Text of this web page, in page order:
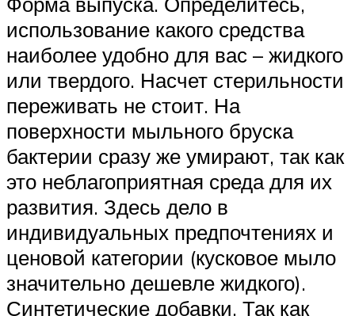
использование какого средства
наиболее удобно для вас – жидкого
или твердого. Насчет стерильности
переживать не стоит. На
поверхности мыльного бруска
бактерии сразу же умирают, так как
это неблагоприятная среда для их
развития. Здесь дело в
индивидуальных предпочтениях и
ценовой категории (кусковое мыло
значительно дешевле жидкого).
Синтетические добавки. Так как